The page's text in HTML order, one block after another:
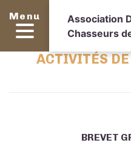
Menu
Association
Chasseurs
ACTIVITÉS
BREVET